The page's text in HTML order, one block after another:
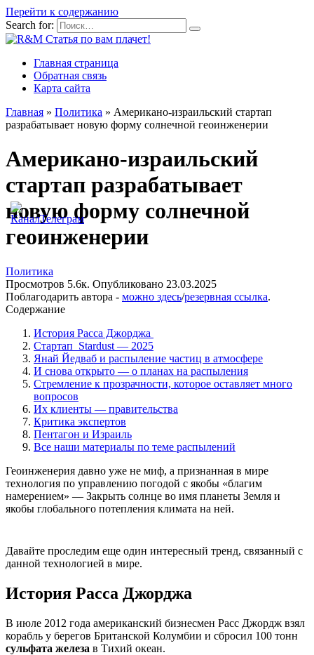
Перейти к содержанию
Search for:
Главная страница
Обратная связь
Карта сайта
Главная » Политика » Американо-израильский стартап
разрабатывает новую форму солнечной геоинженерии
Американо-израильский
стартап разрабатывает
новую форму солнечной
геоинженерии
Политика
Просмотров 5.6к. Опубликовано 23.03.2025
Поблагодарить автора - можно здесь/резервная ссылка.
Содержание
История Расса Джорджа
Стартап Stardust — 2025
Янай Йедваб и распыление частиц в атмосфере
И снова открыто — о планах на распыления
Стремление к прозрачности, которое оставляет много
вопросов
Их клиенты — правительства
Критика экспертов
Пентагон и Израиль
Все наши материалы по теме распылений
Геоинженерия давно уже не миф, а признанная в мире
технология по управлению погодой с якобы «благим
намерением» — Закрыть солнце во имя планеты Земля и
якобы глобального потепления климата на ней.
Давайте проследим еще один интересный тренд, связанный с
данной технологией в мире.
История Расса Джорджа
В июле 2012 года американский бизнесмен Расс Джордж взял
корабль у берегов Британской Колумбии и сбросил 100 тонн
сульфата железа в Тихий океан.